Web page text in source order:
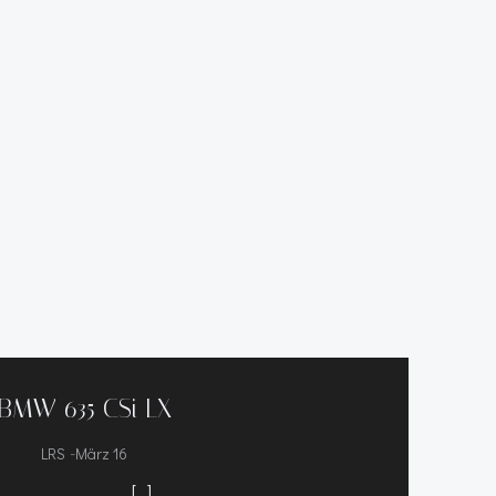
635 CSi LX
LRS -März 16
[…]